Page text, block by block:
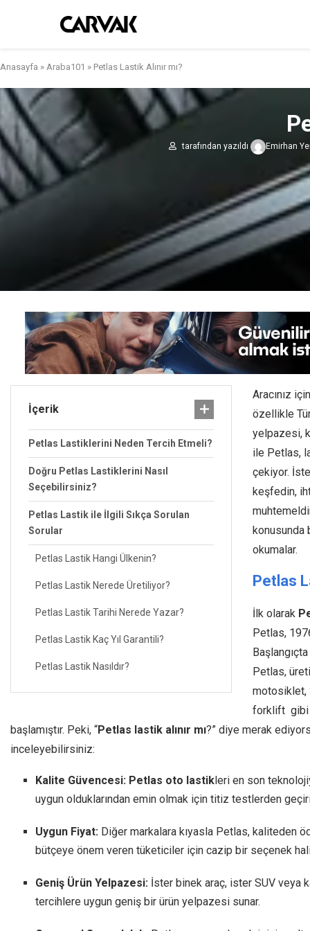
Anasayfa » Araba101 » Petlas Lastik Alınır mı?
tarafından yazıldı Emirhan
İçerik
Petlas Lastiklerini Neden Tercih Etmeli?
Doğru Petlas Lastiklerini Nasıl
Seçebilirsiniz?
Petlas Lastik ile İlgili Sıkça Sorulan
Sorular
Petlas Lastik Hangi Ülkenin?
Petlas Lastik Nerede Üretiliyor?
Petlas Lastik Tarihi Nerede Yazar?
Petlas Lastik Kaç Yıl Garantili?
Petlas Lastik Nasıldır?
Aracınız
özellikle
yelpazesi,
ile Petlas,
çekiyor.
keşfedin,
konusunda
okumalar.
Petlas
İlk olarak
Petlas,
Petlas,
motosiklet,
forklift gibi
başlamıştır. Peki, “Petlas lastik alınır mı?” diye merak
inceleyebilirsiniz:
Kalite Güvencesi: Petlas oto lastikleri en son
uygun olduklarından emin olmak için titiz testlerden
Uygun Fiyat: Diğer markalara kıyasla Petlas, kaliteden
bütçeye önem veren tüketiciler için cazip bir seçenek
Geniş Ürün Yelpazesi: İster binek araç, ister SUV veya
tercihlere uygun geniş bir ürün yelpazesi sunar.